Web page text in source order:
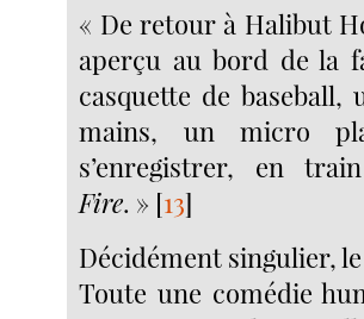
« De retour à Halibut
aperçu au bord de la
casquette de
mains, un micro
s’enregistrer, en
Fire. » [13]
Décidément singulier,
Toute une comédie